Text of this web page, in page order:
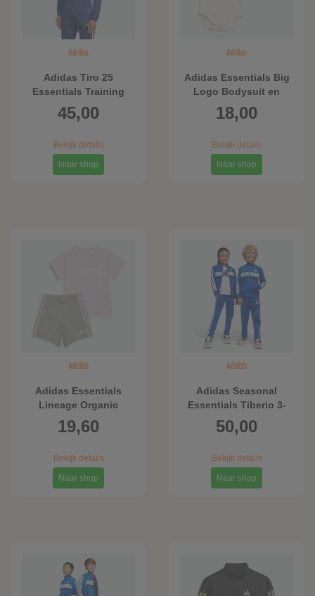
Adidas
Adidas Tiro 25
Essentials Training
Shirt
45,00
Bekijk details
Naar shop
Adidas
Adidas Essentials Big
Logo Bodysuit en
Beanie Cadeauset Kids
18,00
Bekijk details
Naar shop
Adidas
Adidas Essentials
Lineage Organic
Cotton T-shirt en Short
Set
19,60
Bekijk details
Naar shop
Adidas
Adidas Seasonal
Essentials Tiberio 3-
Stripes Tricot
Trainingspak Kids
50,00
Bekijk details
Naar shop